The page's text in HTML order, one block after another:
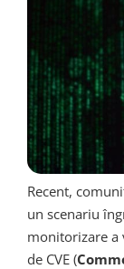
Recent,
un scenariu
monitorizare a
de CVE (